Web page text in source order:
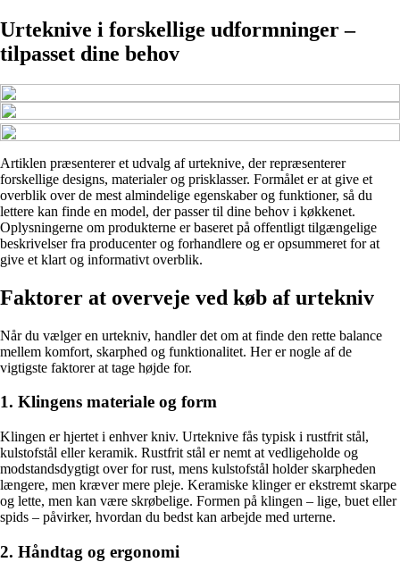
Urteknive i forskellige udformninger –
tilpasset dine behov
Artiklen præsenterer et udvalg af urteknive, der repræsenterer
forskellige designs, materialer og prisklasser. Formålet er at give et
overblik over de mest almindelige egenskaber og funktioner, så du
lettere kan finde en model, der passer til dine behov i køkkenet.
Oplysningerne om produkterne er baseret på offentligt tilgængelige
beskrivelser fra producenter og forhandlere og er opsummeret for at
give et klart og informativt overblik.
Faktorer at overveje ved køb af urtekniv
Når du vælger en urtekniv, handler det om at finde den rette balance
mellem komfort, skarphed og funktionalitet. Her er nogle af de
vigtigste faktorer at tage højde for.
1. Klingens materiale og form
Klingen er hjertet i enhver kniv. Urteknive fås typisk i rustfrit stål,
kulstofstål eller keramik. Rustfrit stål er nemt at vedligeholde og
modstandsdygtigt over for rust, mens kulstofstål holder skarpheden
længere, men kræver mere pleje. Keramiske klinger er ekstremt skarpe
og lette, men kan være skrøbelige. Formen på klingen – lige, buet eller
spids – påvirker, hvordan du bedst kan arbejde med urterne.
2. Håndtag og ergonomi